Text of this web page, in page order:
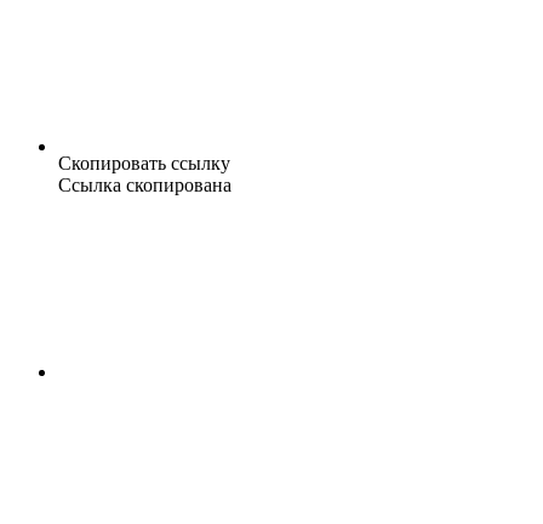
Скопировать ссылку
Ссылка скопирована